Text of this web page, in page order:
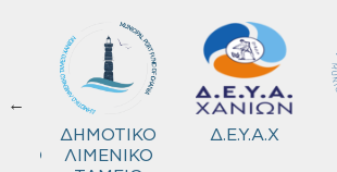
←
ΔΗΜΟΤΙΚΟ
ΛΙΜΕΝΙΚΟ
Δ.Ε.Υ.Α.Χ